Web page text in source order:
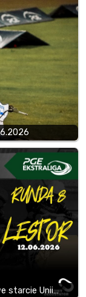
starcie Unii…